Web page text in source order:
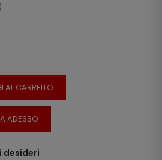
)
AL CARRELLO
ADESSO
desideri